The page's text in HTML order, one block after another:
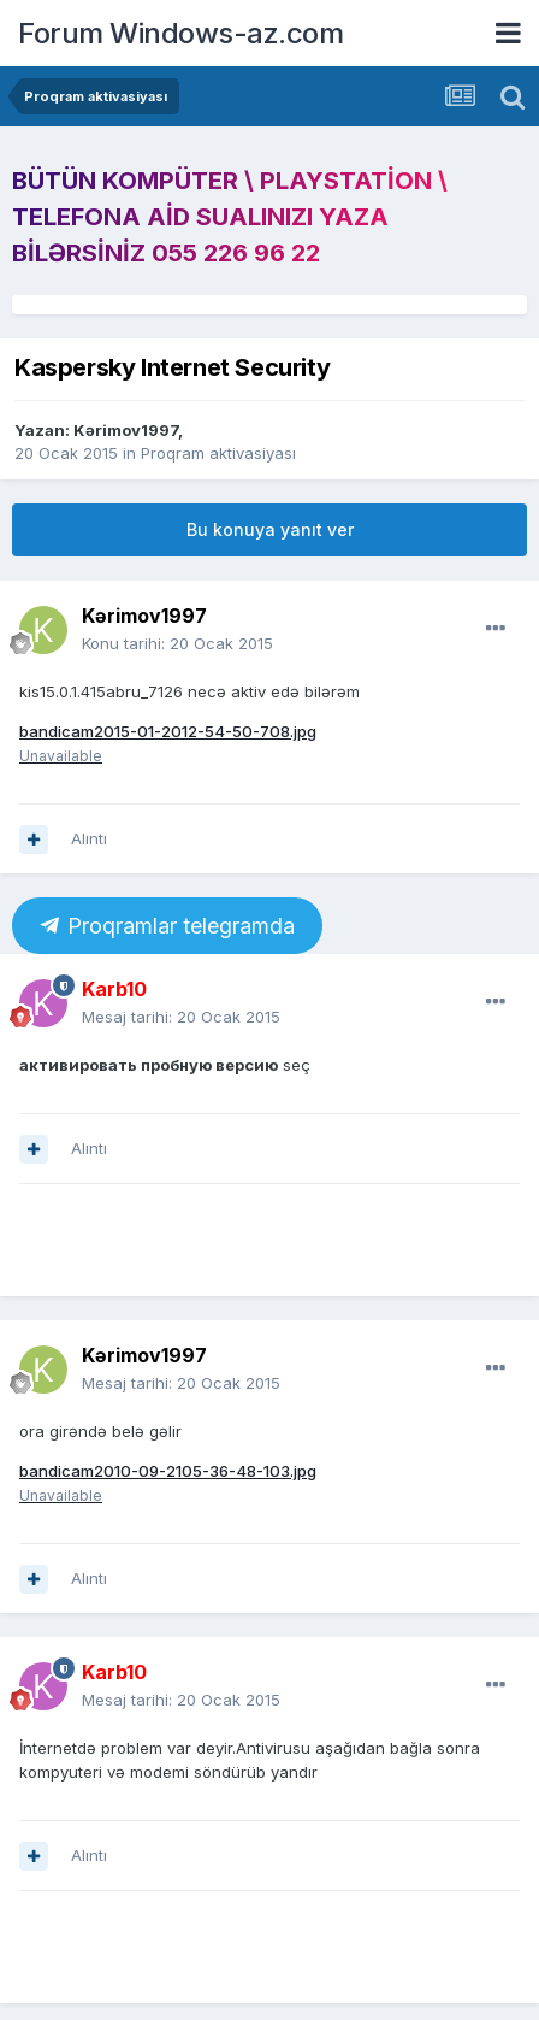
Forum Windows-az.com
Proqram aktivasiyası
BÜTÜN KOMPÜTER \ PLAYSTATION \
TELEFONA AID SUALINIZI YAZA
BILƏRSINIZ 055 226 96 22
Kaspersky Internet Security
Yazan: Kərimov1997,
20 Ocak 2015 in Proqram aktivasiyası
Bu konuya yanıt ver
Kərimov1997
Konu tarihi: 20 Ocak 2015
kis15.0.1.415abru_7126 necə aktiv edə bilərəm
bandicam2015-01-2012-54-50-708.jpg
Unavailable
Alıntı
Proqramlar telegramda
Karb10
Mesaj tarihi: 20 Ocak 2015
активировать пробную версию seç
Alıntı
Kərimov1997
Mesaj tarihi: 20 Ocak 2015
ora girəndə belə gəlir
bandicam2010-09-2105-36-48-103.jpg
Unavailable
Alıntı
Karb10
Mesaj tarihi: 20 Ocak 2015
İnternetdə problem var deyir.Antivirusu aşağıdan bağla sonra
kompyuteri və modemi söndürüb yandır
Alıntı